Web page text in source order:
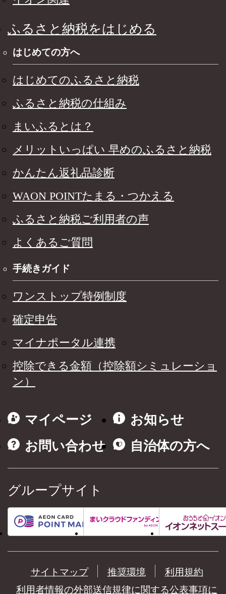
ふるさと納税をはじめる
はじめての方へ
はじめてのふるさと納税
ふるさと納税の仕組み
まいふるとは？
メリットいっぱい 早めのふるさと納税
かんたん返礼品診断
WAON POINTたまる・つかえる
ふるさと納税ご利用者の声
よくあるご質問
手続きガイド
ワンストップ特例制度
確定申告
マイナポータル連携
控除できる金額（控除額シミュレーショ
ン）
マイページ
お知らせ
お問い合わせ
自治体の方へ
グループサイト
サイトマップ 推奨環境
利用規約
利用者情報の外部送信規律に関する公表事項に